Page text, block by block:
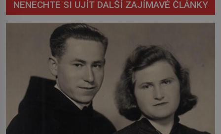
NENECHTE SI UJÍT DALŠÍ ZAJÍMAVÉ ČLÁNKY